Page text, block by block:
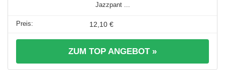
Jazzpant ...
12,10 €
ZUM TOP ANGEBOT »